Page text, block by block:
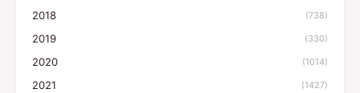
2018 (738)
2019 (330)
2020 (1014)
2021 (1427)